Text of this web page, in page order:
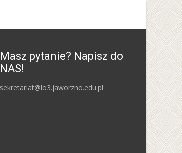
Masz pytanie? Napisz do
NAS!
sekretariat@lo3.jaworzno.edu.pl